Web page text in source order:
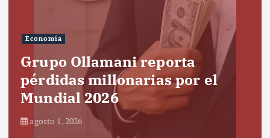
Economía
Grupo Ollamani reporta
pérdidas millonarias por el
Mundial 2026
agosto 1, 2026